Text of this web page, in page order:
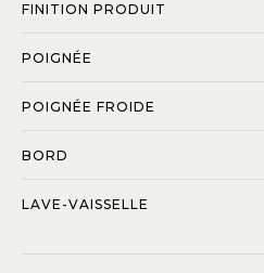
FINITION PRODUIT
POIGNÉE
POIGNÉE FROIDE
BORD
LAVE-VAISSELLE